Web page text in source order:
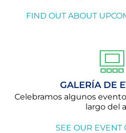
FIND OUT ABOUT
GALERÍA DE
Celebramos algunos
largo del
SEE OUR EVENT